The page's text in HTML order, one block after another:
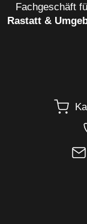
Fachgeschäft
Rastatt &